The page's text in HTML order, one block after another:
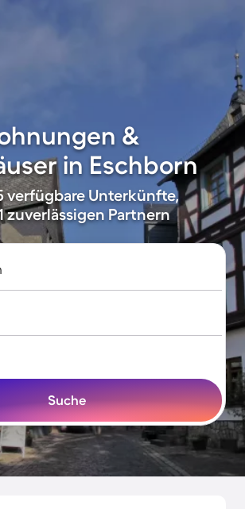
&
in Eschborn
verfügbare Unterkünfte,
zuverlässigen Partnern
Suche